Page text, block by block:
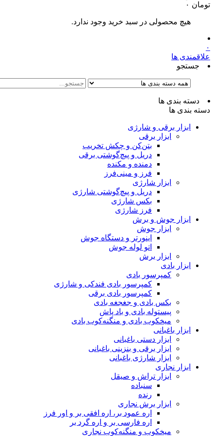
تومان
هیچ محصولی در سبد خرید وجود ندارد.
۰
علاقمندی ها
جستجو
دسته بندی ها
دسته بندی ها
ابزار برقی و شارژی
ابزار برقی
بتن‌کن و چکش تخریب
دریل و پیچ‌گوشتی برقی
دمنده و مکنده
فرز و مینی‌فرز
ابزار شارژی
دریل و پیچ‌گوشتی شارژی
بکس شارژی
فرز شارژی
ابزار جوش و برش
ابزار جوش
اینورتر و دستگاه جوش
اتو لوله جوش
ابزار برش
ابزار بادی
کمپرسور بادی
کمپرسور بادی فندکی و شارژی
کمپرسور بادی برقی
بکس بادی و جغجغه بادی
پیستوله بادی و باد پاش
میخکوب بادی و منگنه‌کوب بادی
ابزار باغبانی
ابزار دستی باغبانی
ابزار برقی و بنزینی باغبانی
ابزار شارژی باغبانی
ابزار نجاری
ابزار تراش و صیقل
سنباده
رنده
ابزار برش نجاری
اره عمود بر، اره افقی بر و اور فرز
اره فارسی بر و اره گرد بر
میخکوب و منگنه‌کوب نجاری